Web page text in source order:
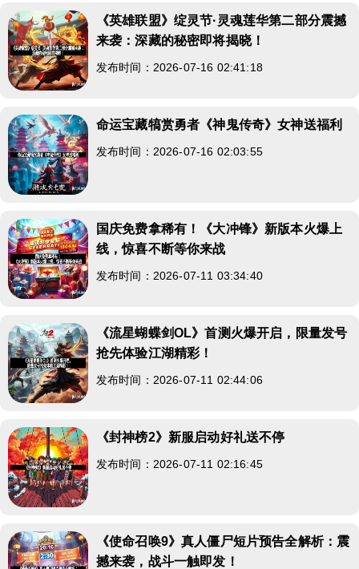
《英雄联盟》绽灵节·灵魂莲华第二部分震撼
来袭：深藏的秘密即将揭晓！
发布时间：2026-07-16 02:41:18
命运宝藏犒赏勇者《神鬼传奇》女神送福利
发布时间：2026-07-16 02:03:55
国庆免费拿稀有！《大冲锋》新版本火爆上
线，惊喜不断等你来战
发布时间：2026-07-11 03:34:40
《流星蝴蝶剑OL》首测火爆开启，限量发号
抢先体验江湖精彩！
发布时间：2026-07-11 02:44:06
《封神榜2》新服启动好礼送不停
发布时间：2026-07-11 02:16:45
《使命召唤9》真人僵尸短片预告全解析：震
撼来袭，战斗一触即发！